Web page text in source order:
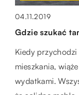
HOBBY I
21.07.2022
powinien
Właściwy sprzęt
między dobrym a
04.11.2019
Gdzie szukać
Kiedy
mieszkania,
wydatkami.
SPOSÓB ŻYCIA
30.01.2023
damskich
Eleganckie
stylizacji